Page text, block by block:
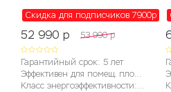
Скидка для подписчиков 7900p
52 990 p 53 990 p
Гарантийный срок: 5 лет
Эффективен для помещ. площадью до (м2): до 27м2
Класс энергоэффективности: А++